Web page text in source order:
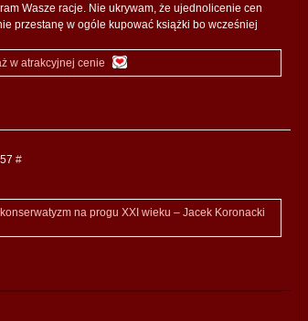
Wasze racje. Nie ukrywam, że ujednolicenie cen
przestanę w ogóle kupować książki bo wcześniej
w atrakcyjnej cenie
#
na progu XXI wieku – Jacek Koronacki